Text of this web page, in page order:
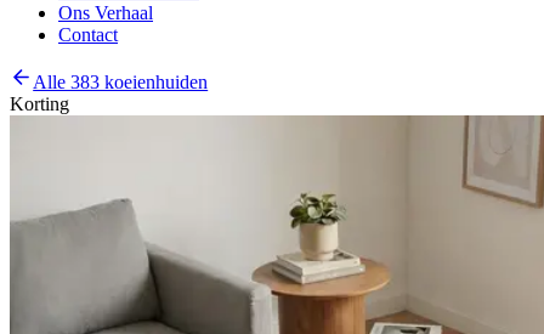
Ons Verhaal
Contact
Alle 383 koeienhuiden
Korting